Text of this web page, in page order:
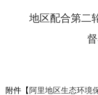
地区配合第二
附件【 阿里地区生态环境